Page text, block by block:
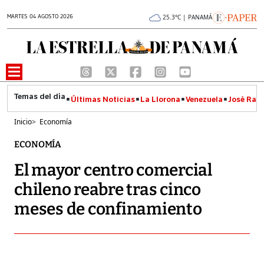
MARTES 04 AGOSTO 2026 25.3°C | PANAMÁ
Últimas Noticias La Llorona Venezuela José
Inicio> Economía
ECONOMÍA
El mayor centro comercial
chileno reabre tras cinco
meses de confinamiento